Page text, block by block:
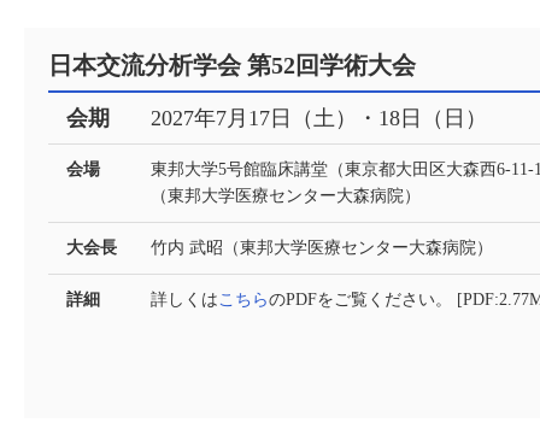
日本交流分析学会 第52回学術大会
会期 2027年7月17日（土）・18日（日）
会場
東邦大学5号館臨床講堂（東京都大田区大森西6-11-
（東邦大学医療センター大森病院）
大会長 竹内 武昭（東邦大学医療センター大森病院）
詳細 詳しくはこちらのPDFをご覧ください。